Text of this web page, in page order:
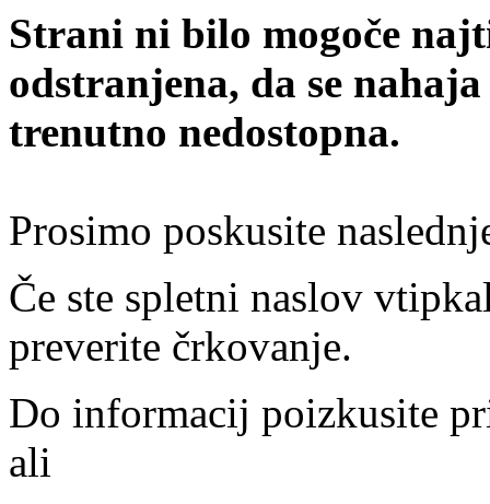
Strani ni bilo mogoče
odstranjena, da se
trenutno nedostopna.
Prosimo poskusite
Če ste spletni naslov
preverite črkovanje.
Do informacij poizkusite
ali